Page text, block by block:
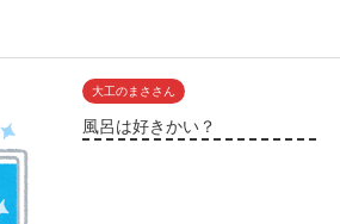
大工のまささん
風呂は好きかい？